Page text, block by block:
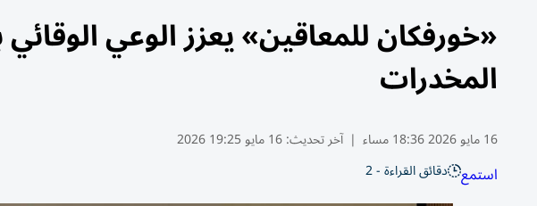
«خورفكان للمعاقين» يعزز الوعي
المخدرات
16 مايو 2026 18:36 مساء | آخر تحديث:16 مايو 19:25 2026
استمع دقائق القراءة - 2